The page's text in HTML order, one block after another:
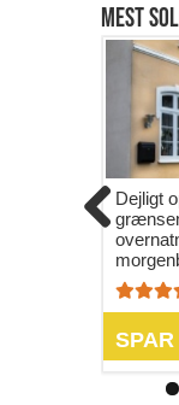
MEST
Dejligt